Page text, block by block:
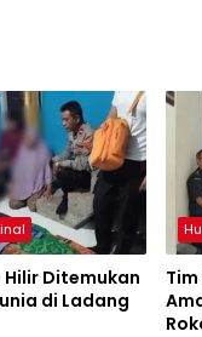
Ditemukan
di Ladang